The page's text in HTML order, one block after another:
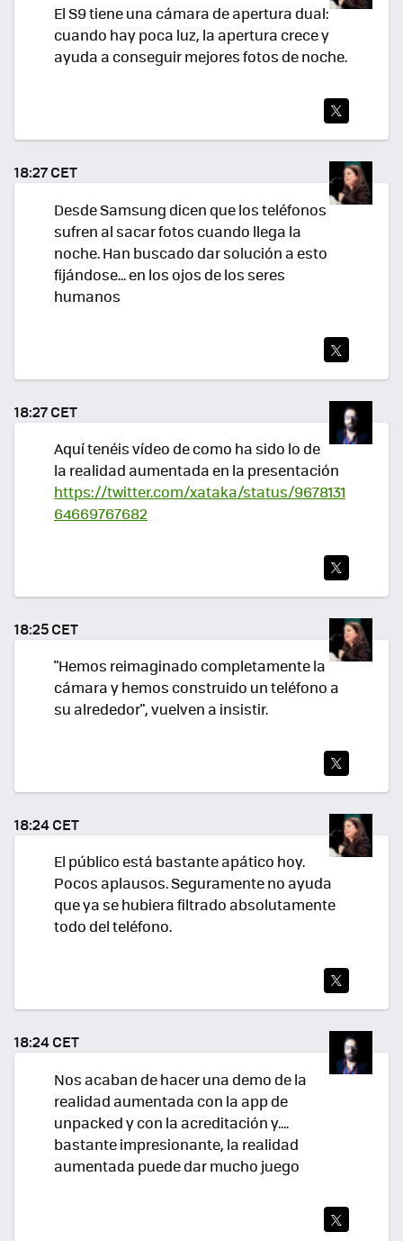
El S9 tiene una cámara de apertura dual:
cuando hay poca luz, la apertura crece y
ayuda a conseguir mejores fotos de noche.
TWI
TEA
R
18:27 CET
Desde Samsung dicen que los teléfonos
sufren al sacar fotos cuando llega la
noche. Han buscado dar solución a esto
fijándose... en los ojos de los seres
humanos
TEA
R
18:27 CET
Aquí tenéis vídeo de como ha sido lo de
la realidad aumentada en la presentación
https://twitter.com/xataka/status/9678131
64669767682
TEA
R
18:25 CET
"Hemos reimaginado completamente la
cámara y hemos construido un teléfono a
su alrededor", vuelven a insistir.
TEA
R
18:24 CET
El público está bastante apático hoy.
Pocos aplausos. Seguramente no ayuda
que ya se hubiera filtrado absolutamente
todo del teléfono.
TWI
TEA
R
18:24 CET
Nos acaban de hacer una demo de la
realidad aumentada con la app de
unpacked y con la acreditación y....
bastante impresionante, la realidad
aumentada puede dar mucho juego